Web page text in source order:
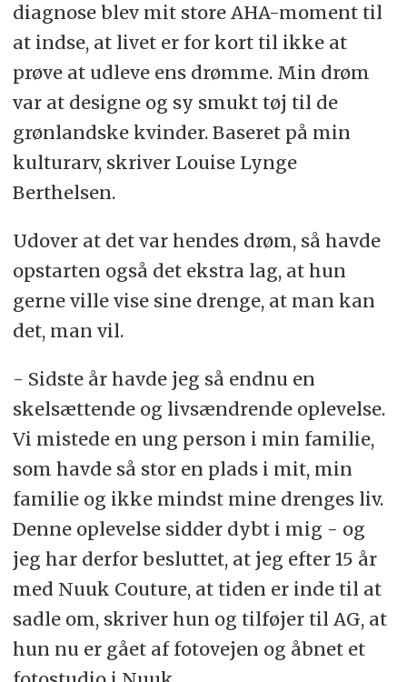
diagnose blev mit store AHA-moment til
at indse, at livet er for kort til ikke at
prøve at udleve ens drømme. Min drøm
var at designe og sy smukt tøj til de
grønlandske kvinder. Baseret på min
kulturarv, skriver Louise Lynge
Berthelsen.
Udover at det var hendes drøm, så havde
opstarten også det ekstra lag, at hun
gerne ville vise sine drenge, at man kan
det, man vil.
- Sidste år havde jeg så endnu en
skelsættende og livsændrende oplevelse.
Vi mistede en ung person i min familie,
som havde så stor en plads i mit, min
familie og ikke mindst mine drenges liv.
Denne oplevelse sidder dybt i mig - og
jeg har derfor besluttet, at jeg efter 15 år
med Nuuk Couture, at tiden er inde til at
sadle om, skriver hun og tilføjer til AG, at
hun nu er gået af fotovejen og åbnet et